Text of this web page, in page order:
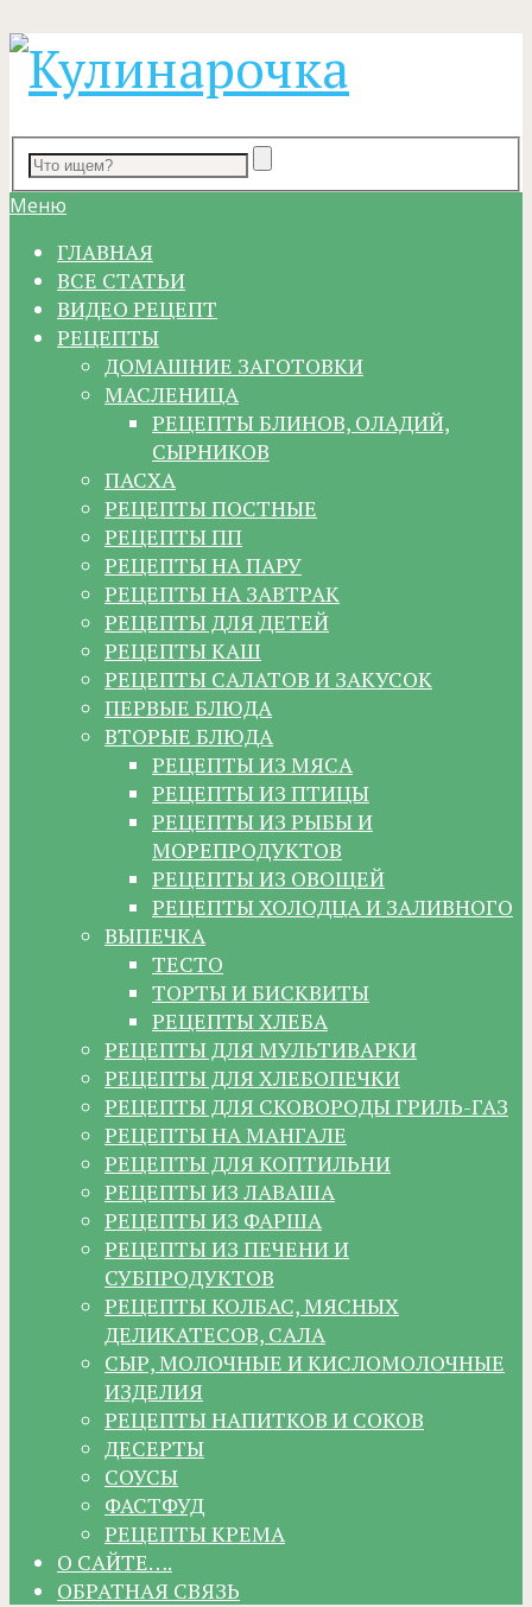
Меню
ГЛАВНАЯ
ВСЕ СТАТЬИ
ВИДЕО РЕЦЕПТ
РЕЦЕПТЫ
ДОМАШНИЕ ЗАГОТОВКИ
МАСЛЕНИЦА
РЕЦЕПТЫ БЛИНОВ, ОЛАДИЙ,
СЫРНИКОВ
ПАСХА
РЕЦЕПТЫ ПОСТНЫЕ
РЕЦЕПТЫ ПП
РЕЦЕПТЫ НА ПАРУ
РЕЦЕПТЫ НА ЗАВТРАК
РЕЦЕПТЫ ДЛЯ ДЕТЕЙ
РЕЦЕПТЫ КАШ
РЕЦЕПТЫ САЛАТОВ И ЗАКУСОК
ПЕРВЫЕ БЛЮДА
ВТОРЫЕ БЛЮДА
РЕЦЕПТЫ ИЗ МЯСА
РЕЦЕПТЫ ИЗ ПТИЦЫ
РЕЦЕПТЫ ИЗ РЫБЫ И
МОРЕПРОДУКТОВ
РЕЦЕПТЫ ИЗ ОВОЩЕЙ
РЕЦЕПТЫ ХОЛОДЦА И ЗАЛИВНОГО
ВЫПЕЧКА
ТЕСТО
ТОРТЫ И БИСКВИТЫ
РЕЦЕПТЫ ХЛЕБА
РЕЦЕПТЫ ДЛЯ МУЛЬТИВАРКИ
РЕЦЕПТЫ ДЛЯ ХЛЕБОПЕЧКИ
РЕЦЕПТЫ ДЛЯ СКОВОРОДЫ ГРИЛЬ-ГАЗ
РЕЦЕПТЫ НА МАНГАЛЕ
РЕЦЕПТЫ ДЛЯ КОПТИЛЬНИ
РЕЦЕПТЫ ИЗ ЛАВАША
РЕЦЕПТЫ ИЗ ФАРША
РЕЦЕПТЫ ИЗ ПЕЧЕНИ И
СУБПРОДУКТОВ
РЕЦЕПТЫ КОЛБАС, МЯСНЫХ
ДЕЛИКАТЕСОВ, САЛА
СЫР, МОЛОЧНЫЕ И КИСЛОМОЛОЧНЫЕ
ИЗДЕЛИЯ
РЕЦЕПТЫ НАПИТКОВ И СОКОВ
ДЕСЕРТЫ
СОУСЫ
ФАСТФУД
РЕЦЕПТЫ КРЕМА
О САЙТЕ….
ОБРАТНАЯ СВЯЗЬ